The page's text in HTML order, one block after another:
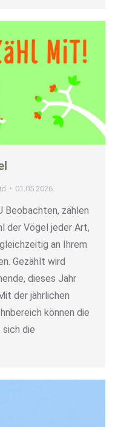
01.05.2026
Beobachten, zählen
der Vögel jeder Art,
an Ihrem
Gezählt wird
dieses Jahr
der jährlichen
können die
sich die